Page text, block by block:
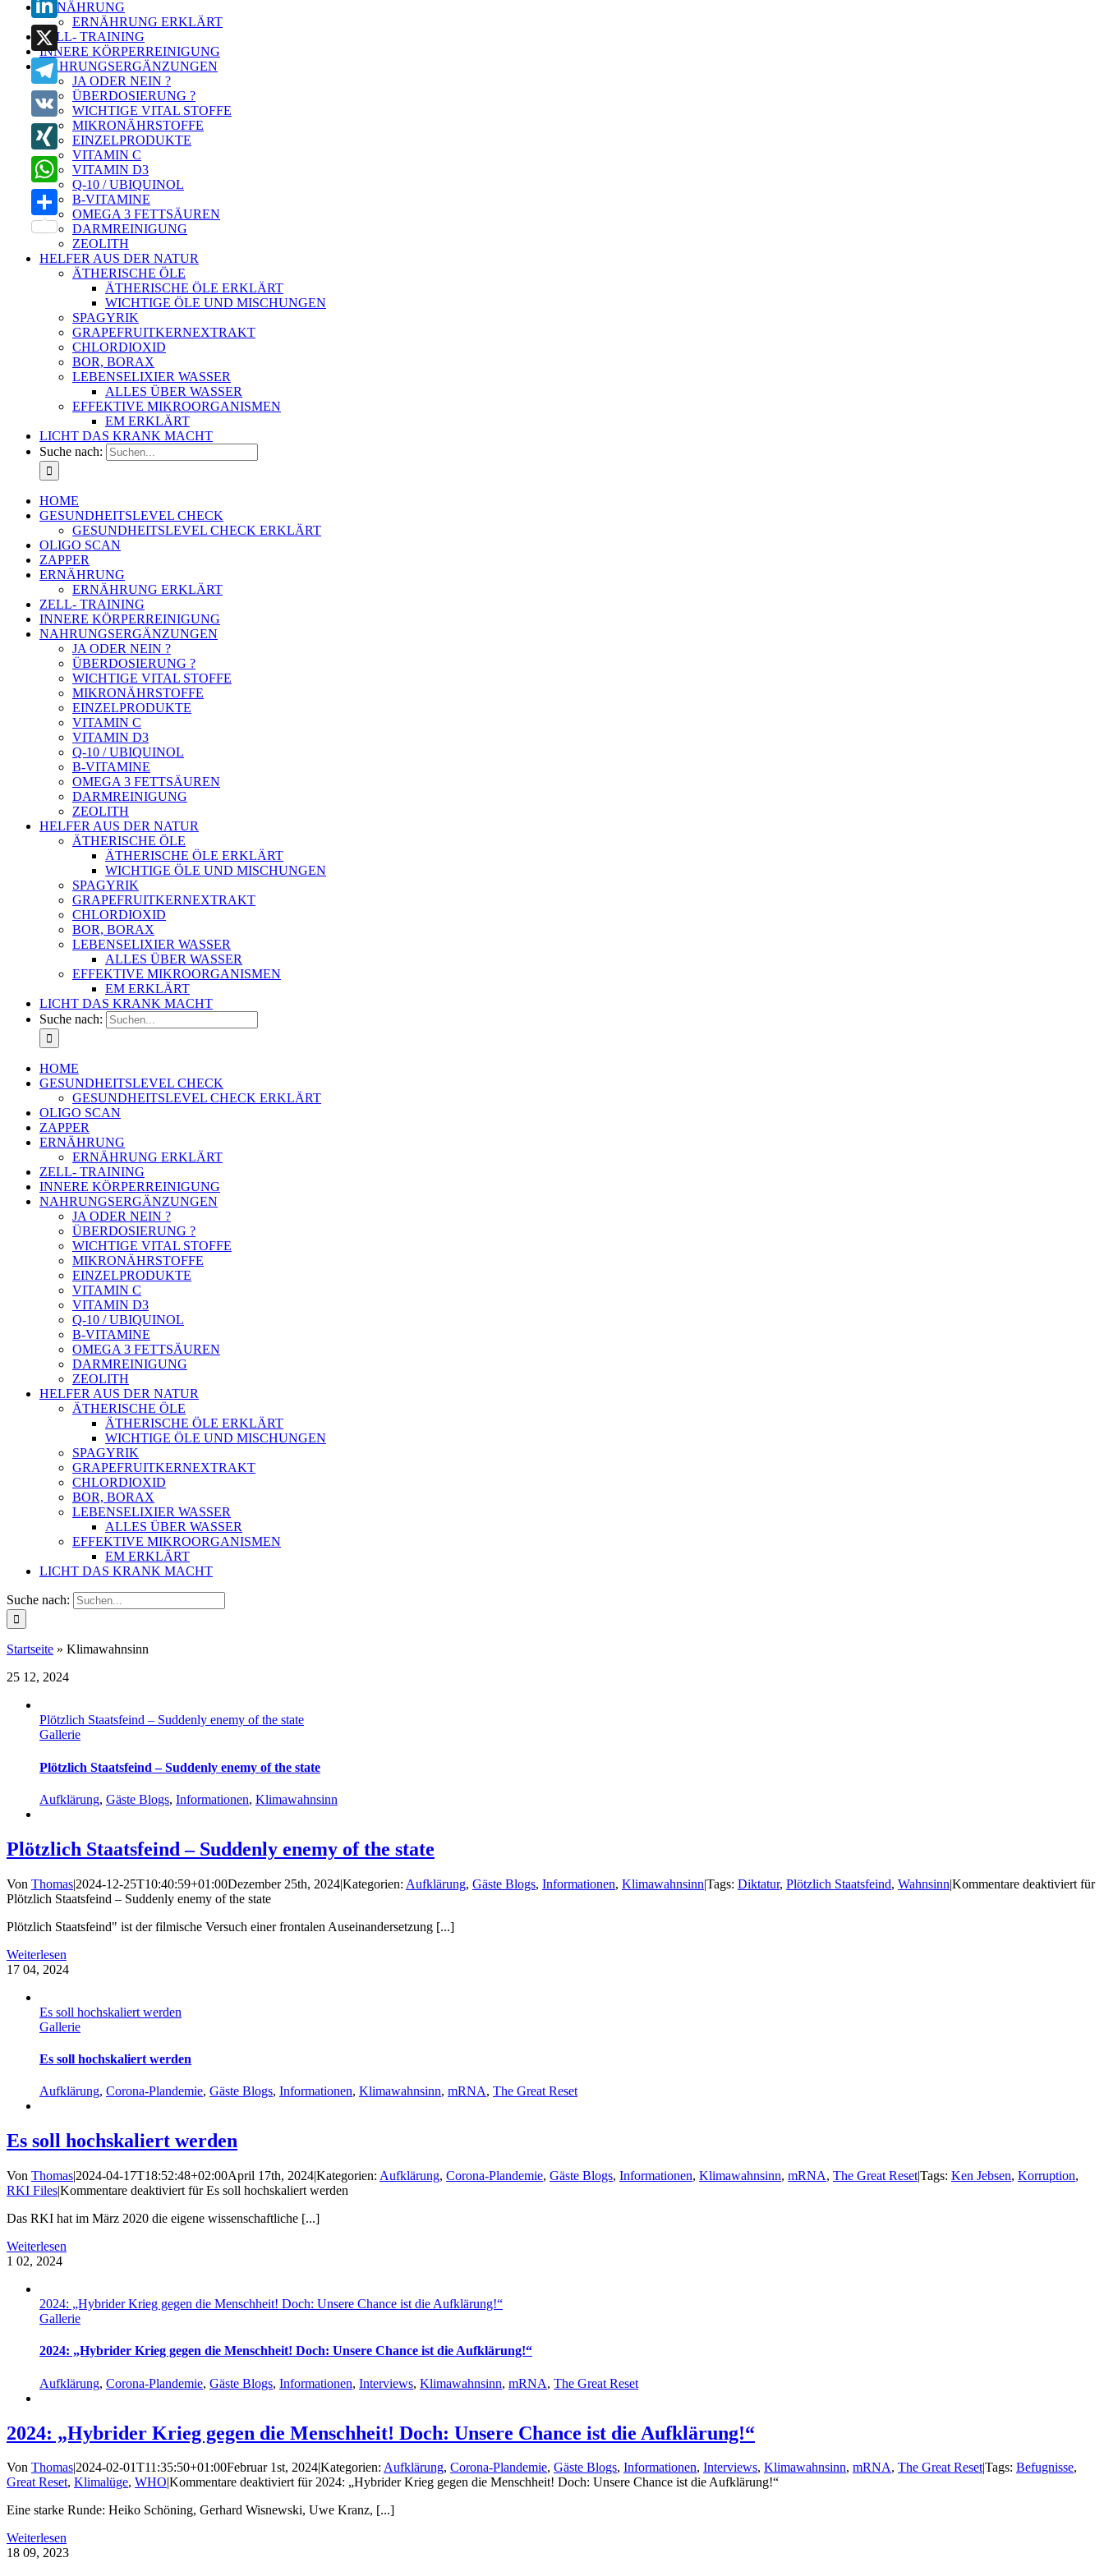
ERNÄHRUNG
ERNÄHRUNG ERKLÄRT
ZELL- TRAINING
INNERE KÖRPERREINIGUNG
NAHRUNGSERGÄNZUNGEN
JA ODER NEIN ?
ÜBERDOSIERUNG ?
WICHTIGE VITAL STOFFE
MIKRONÄHRSTOFFE
EINZELPRODUKTE
VITAMIN C
VITAMIN D3
Q-10 / UBIQUINOL
B-VITAMINE
OMEGA 3 FETTSÄUREN
DARMREINIGUNG
ZEOLITH
HELFER AUS DER NATUR
ÄTHERISCHE ÖLE
ÄTHERISCHE ÖLE ERKLÄRT
WICHTIGE ÖLE UND MISCHUNGEN
SPAGYRIK
GRAPEFRUITKERNEXTRAKT
CHLORDIOXID
BOR, BORAX
LEBENSELIXIER WASSER
ALLES ÜBER WASSER
EFFEKTIVE MIKROORGANISMEN
EM ERKLÄRT
LICHT DAS KRANK MACHT
Suche nach:
HOME
GESUNDHEITSLEVEL CHECK
GESUNDHEITSLEVEL CHECK ERKLÄRT
OLIGO SCAN
ZAPPER
ERNÄHRUNG
ERNÄHRUNG ERKLÄRT
ZELL- TRAINING
INNERE KÖRPERREINIGUNG
NAHRUNGSERGÄNZUNGEN
JA ODER NEIN ?
ÜBERDOSIERUNG ?
WICHTIGE VITAL STOFFE
MIKRONÄHRSTOFFE
EINZELPRODUKTE
VITAMIN C
VITAMIN D3
Q-10 / UBIQUINOL
B-VITAMINE
OMEGA 3 FETTSÄUREN
DARMREINIGUNG
ZEOLITH
HELFER AUS DER NATUR
ÄTHERISCHE ÖLE
ÄTHERISCHE ÖLE ERKLÄRT
WICHTIGE ÖLE UND MISCHUNGEN
SPAGYRIK
GRAPEFRUITKERNEXTRAKT
CHLORDIOXID
BOR, BORAX
LEBENSELIXIER WASSER
ALLES ÜBER WASSER
EFFEKTIVE MIKROORGANISMEN
EM ERKLÄRT
LICHT DAS KRANK MACHT
Suche nach:
HOME
GESUNDHEITSLEVEL CHECK
GESUNDHEITSLEVEL CHECK ERKLÄRT
OLIGO SCAN
ZAPPER
ERNÄHRUNG
ERNÄHRUNG ERKLÄRT
ZELL- TRAINING
INNERE KÖRPERREINIGUNG
NAHRUNGSERGÄNZUNGEN
JA ODER NEIN ?
ÜBERDOSIERUNG ?
WICHTIGE VITAL STOFFE
MIKRONÄHRSTOFFE
EINZELPRODUKTE
VITAMIN C
VITAMIN D3
Q-10 / UBIQUINOL
B-VITAMINE
OMEGA 3 FETTSÄUREN
DARMREINIGUNG
ZEOLITH
HELFER AUS DER NATUR
ÄTHERISCHE ÖLE
ÄTHERISCHE ÖLE ERKLÄRT
WICHTIGE ÖLE UND MISCHUNGEN
SPAGYRIK
GRAPEFRUITKERNEXTRAKT
CHLORDIOXID
BOR, BORAX
LEBENSELIXIER WASSER
ALLES ÜBER WASSER
EFFEKTIVE MIKROORGANISMEN
EM ERKLÄRT
LICHT DAS KRANK MACHT
Suche nach:
Startseite » Klimawahnsinn
25 12, 2024
Plötzlich Staatsfeind – Suddenly enemy of the state
Gallerie
Plötzlich Staatsfeind – Suddenly enemy of the state
Aufklärung, Gäste Blogs, Informationen, Klimawahnsinn
Plötzlich Staatsfeind – Suddenly enemy of the state
Von Thomas|2024-12-25T10:40:59+01:00Dezember 25th, 2024|Kategorien: Aufklärung, Gäste Blogs, Informationen, Klimawahnsinn|Tags: Diktatur, Plötzlich Staatsfeind, Wahnsinn|Kommentare deaktiviert für
Plötzlich Staatsfeind – Suddenly enemy of the state
Plötzlich Staatsfeind" ist der filmische Versuch einer frontalen Auseinandersetzung [...]
Weiterlesen
17 04, 2024
Es soll hochskaliert werden
Gallerie
Es soll hochskaliert werden
Aufklärung, Corona-Plandemie, Gäste Blogs, Informationen, Klimawahnsinn, mRNA, The Great Reset
Es soll hochskaliert werden
Von Thomas|2024-04-17T18:52:48+02:00April 17th, 2024|Kategorien: Aufklärung, Corona-Plandemie, Gäste Blogs, Informationen, Klimawahnsinn, mRNA, The Great Reset|Tags: Ken Jebsen, Korruption,
RKI Files|Kommentare deaktiviert für Es soll hochskaliert werden
Das RKI hat im März 2020 die eigene wissenschaftliche [...]
Weiterlesen
1 02, 2024
2024: „Hybrider Krieg gegen die Menschheit! Doch: Unsere Chance ist die Aufklärung!“
Gallerie
2024: „Hybrider Krieg gegen die Menschheit! Doch: Unsere Chance ist die Aufklärung!“
Aufklärung, Corona-Plandemie, Gäste Blogs, Informationen, Interviews, Klimawahnsinn, mRNA, The Great Reset
2024: „Hybrider Krieg gegen die Menschheit! Doch: Unsere Chance ist die Aufklärung!“
Von Thomas2024-02-01T11:35:50+01:00Februar 1st, 2024Kategorien: Aufklärung, Corona-Plandemie, Gäste Blogs, Informationen, Interviews, Klimawahnsinn, mRNA, The Great Reset|Tags: Befugnisse,
Great Reset, Klimalüge, WHO Kommentare deaktiviertfür 2024: „Hybrider Krieg gegen die Menschheit! Doch: Unsere Chance ist die Aufklärung!“
Eine starke Runde: Heiko Schöning, Gerhard Wisnewski, Uwe Kranz, [...]
Weiterlesen
18 09, 2023
LinkedIn
X
Telegram
VK
XING
WhatsApp
Teilen